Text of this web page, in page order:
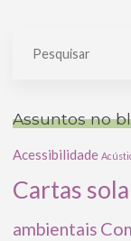
Assuntos no
Acessibilidade
Cartas
ambientais